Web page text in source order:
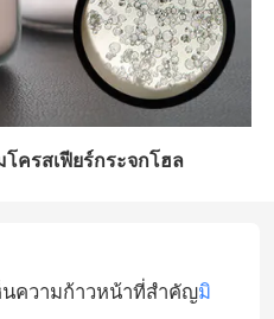
ครสเฟียร์กระจกโฮล
นความก้าวหน้าที่สําคัญมิ